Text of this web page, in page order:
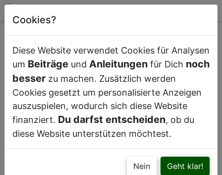
Cookies?
Diese Website verwendet Cookies für Analysen
um Beiträge und Anleitungen für Dich noch
besser zu machen. Zusätzlich werden
Cookies gesetzt um personalisierte Anzeigen
auszuspielen, wodurch sich diese Website
finanziert. Du darfst entscheiden, ob du
diese Website unterstützen möchtest.
Nein Geht klar!
Welche Pflanzen sind
für ein Badezimmer